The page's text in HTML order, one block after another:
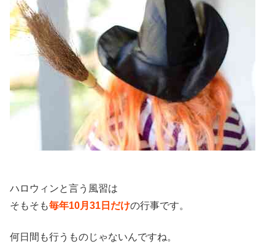
ハロウィンと言う風習は
そもそも毎年10月31日だけの行事です。
何日間も行うものじゃないんですね。